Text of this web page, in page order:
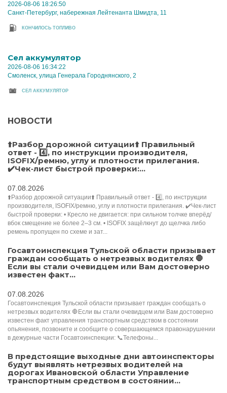
2026-08-06 18:26:50
Санкт-Петербург, набережная Лейтенанта Шмидта, 11
КОНЧИЛОСЬ ТОПЛИВО
Cел аккумулятор
2026-08-06 16:34:22
Смоленск, улица Генерала Городнянского, 2
CЕЛ АККУМУЛЯТОР
НОВОСТИ
⬆️Разбор дорожной ситуации⬆️ Правильный
ответ - 4️⃣, по инструкции производителя,
ISOFIX/ремню, углу и плотности прилегания.
✔️Чек‑лист быстрой проверки:...
07.08.2026
⬆️Разбор дорожной ситуации⬆️ Правильный ответ - 4️⃣, по инструкции
производителя, ISOFIX/ремню, углу и плотности прилегания. ✔️Чек‑лист
быстрой проверки: • Кресло не двигается: при сильном толчке вперёд/
вбок смещение не более 2–3 см. • ISOFIX защёлкнут до щелчка либо
ремень пропущен по схеме и зат...
Госавтоинспекция Тульской области призывает
граждан сообщать о нетрезвых водителях 🛑
Если вы стали очевидцем или Вам достоверно
известен факт...
07.08.2026
Госавтоинспекция Тульской области призывает граждан сообщать о
нетрезвых водителях 🛑Если вы стали очевидцем или Вам достоверно
известен факт управления транспортным средством в состоянии
опьянения, позвоните и сообщите о совершающемся правонарушении
в дежурные части Госавтоинспекции: 📞Телефоны...
В предстоящие выходные дни автоинспекторы
будут выявлять нетрезвых водителей на
дорогах Ивановской области Управление
транспортным средством в состоянии...